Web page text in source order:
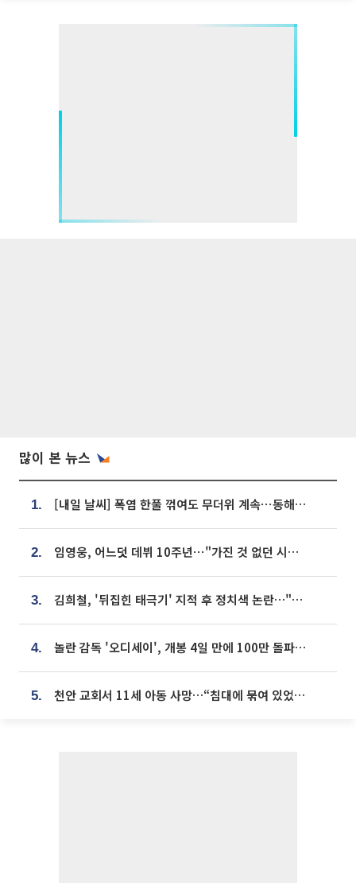
많이 본 뉴스
1. [내일 날씨] 폭염 한풀 꺾여도 무더위 계속⋯동해안 이틀 연속 비
2. 임영웅, 어느덧 데뷔 10주년⋯"가진 것 없던 시절, 내 앞엔 20명의 팬뿐"
3. 김희철, '뒤집힌 태극기' 지적 후 정치색 논란…"좌우 떠나 우리나라 국기"
4. 놀란 감독 '오디세이', 개봉 4일 만에 100만 돌파⋯'왕사남' 보다 빠르다
5. 천안 교회서 11세 아동 사망…“침대에 묶여 있었다” 진술 확보